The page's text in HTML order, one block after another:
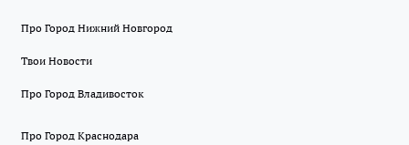
Про Город Нижний Новгород
Твои Новости
Про Город Владивосток
Про Город Краснодара